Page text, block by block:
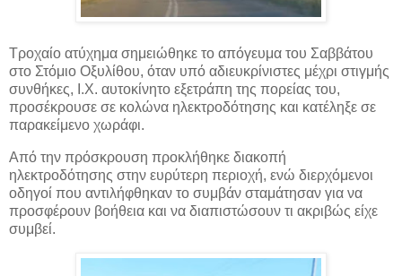
Τροχαίο ατύχημα σημειώθηκε το απόγευμα του Σαββάτου
στο Στόμιο Οξυλίθου, όταν υπό αδιευκρίνιστες μέχρι στιγμής
συνθήκες, Ι.Χ. αυτοκίνητο εξετράπη της πορείας του,
προσέκρουσε σε κολώνα ηλεκτροδότησης και κατέληξε σε
παρακείμενο χωράφι.
Από την πρόσκρουση προκλήθηκε διακοπή
ηλεκτροδότησης στην ευρύτερη περιοχή, ενώ διερχόμενοι
οδηγοί που αντιλήφθηκαν το συμβάν σταμάτησαν για να
προσφέρουν βοήθεια και να διαπιστώσουν τι ακριβώς είχε
συμβεί.